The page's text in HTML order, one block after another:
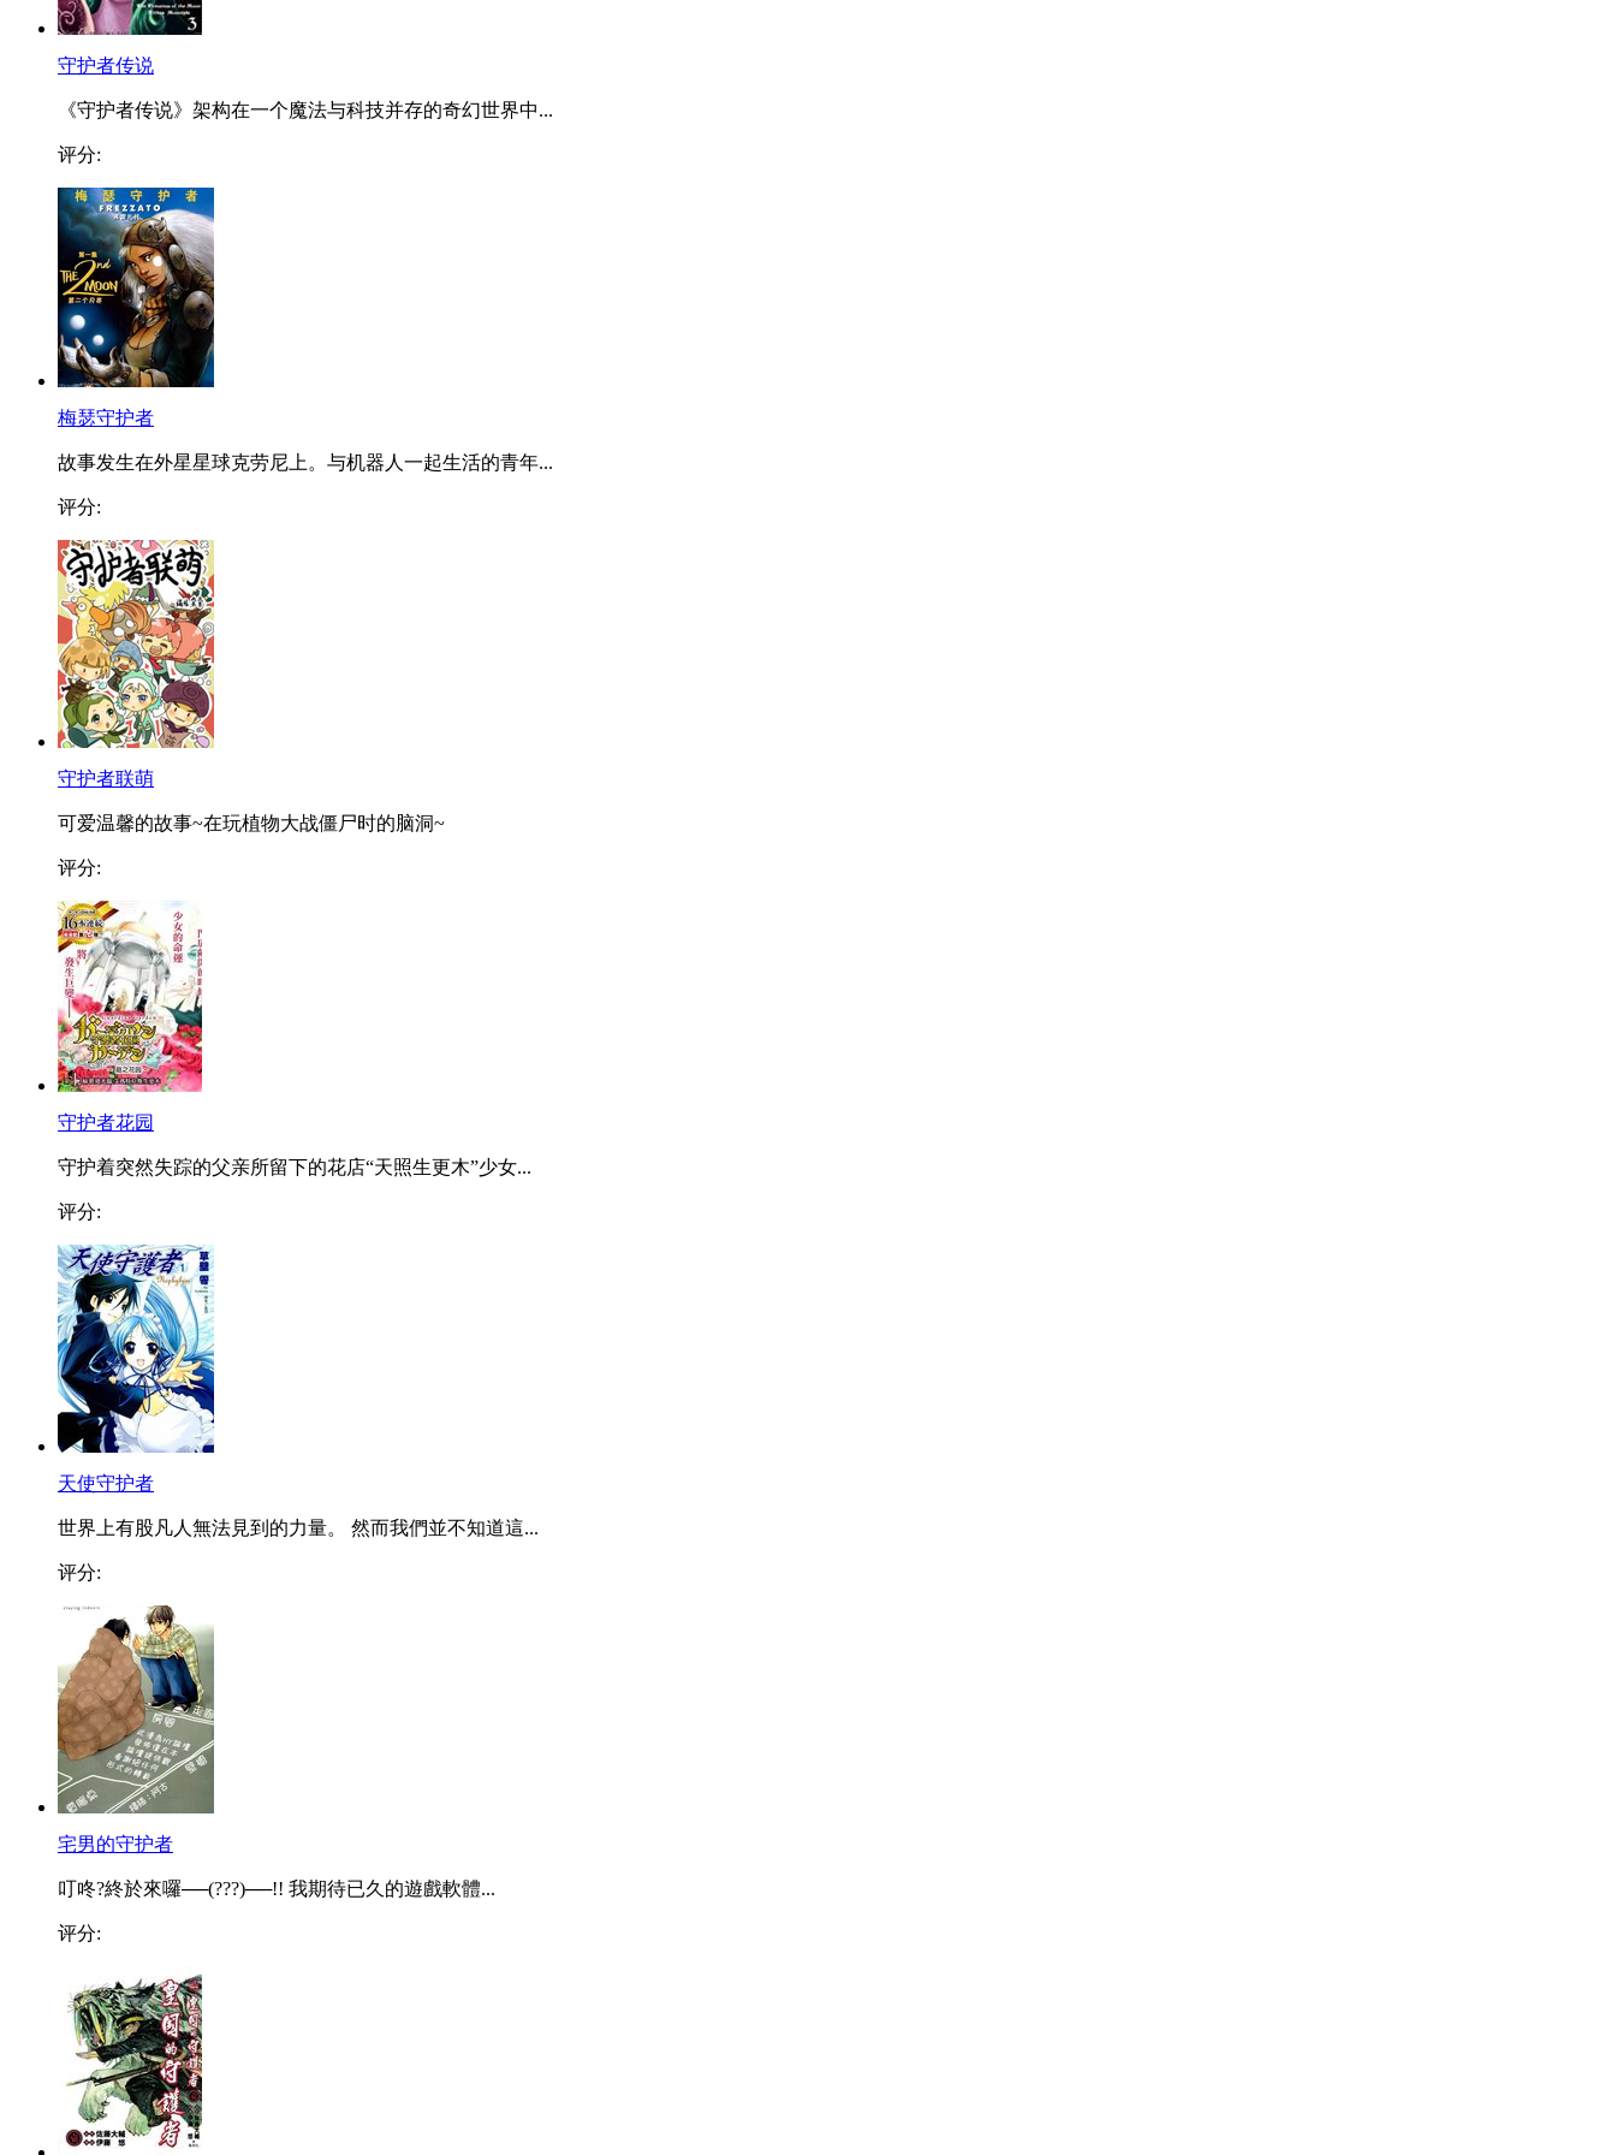
守护者传说
《守护者传说》架构在一个魔法与科技并存的奇幻世界中...
评分:
梅瑟守护者
故事发生在外星星球克劳尼上。与机器人一起生活的青年...
评分:
守护者联萌
可爱温馨的故事~在玩植物大战僵尸时的脑洞~
评分:
守护者花园
守护着突然失踪的父亲所留下的花店“天照生更木”少女...
评分:
天使守护者
世界上有股凡人無法見到的力量。 然而我們並不知道這...
评分:
宅男的守护者
叮咚?終於來囉──(???)──!! 我期待已久的遊戲軟體...
评分: